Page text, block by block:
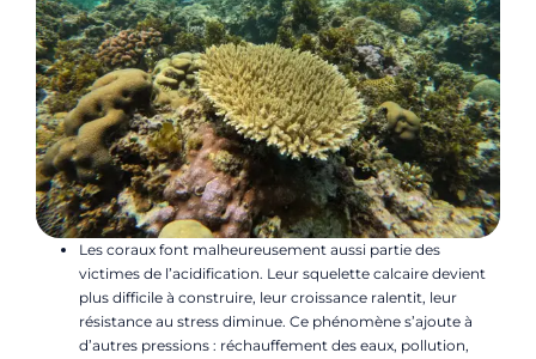
Les coraux font malheureusement aussi partie des
victimes de l’acidification. Leur squelette calcaire devient
plus difficile à construire, leur croissance ralentit, leur
résistance au stress diminue. Ce phénomène s’ajoute à
d’autres pressions : réchauffement des eaux, pollution,